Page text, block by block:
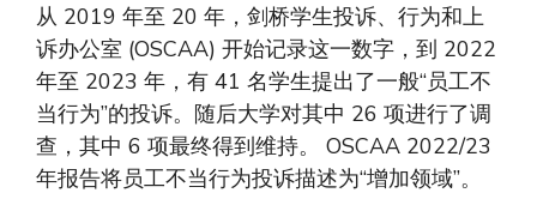
从 2019 年至 20 年，剑桥学生投诉、行为和上
诉办公室 (OSCAA) 开始记录这一数字，到 2022
年至 2023 年，有 41 名学生提出了一般“员工不
当行为”的投诉。随后大学对其中 26 项进行了调
查，其中 6 项最终得到维持。 OSCAA 2022/23
年报告将员工不当行为投诉描述为“增加领域”。